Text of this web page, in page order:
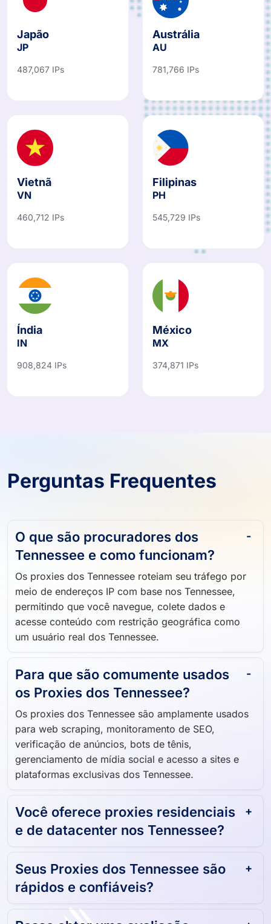
Japão
JP
487,067 IPs
Austrália
AU
781,766 IPs
Vietnã
VN
460,712 IPs
Filipinas
PH
545,729 IPs
Índia
IN
908,824 IPs
México
MX
374,871 IPs
Perguntas Frequentes
O que são procuradores dos
Tennessee e como funcionam?
Os proxies dos Tennessee roteiam seu tráfego por
meio de endereços IP com base nos Tennessee,
permitindo que você navegue, colete dados e
acesse conteúdo com restrição geográfica como
um usuário real dos Tennessee.
Para que são comumente usados ​​
os Proxies dos Tennessee?
Os proxies dos Tennessee são amplamente usados ​​
para web scraping, monitoramento de SEO,
verificação de anúncios, bots de tênis,
gerenciamento de mídia social e acesso a sites e
plataformas exclusivas dos Tennessee.
Você oferece proxies residenciais
e de datacenter nos Tennessee?
Seus Proxies dos Tennessee são
rápidos e confiáveis?